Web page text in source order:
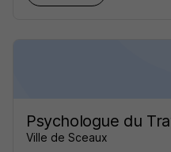
Psychologue du
Ville de Sceaux